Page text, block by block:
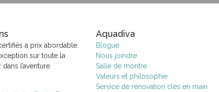
à prix abordable.
sur toute la
l’aventure
Aquadiva
Blogue
Nous joindre
Salle de montre
Valeurs et philosophie
Service de rénovation clés en main